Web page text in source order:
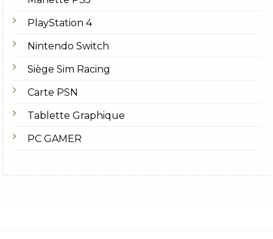
PlayStation 4
Nintendo Switch
Siège Sim Racing
Carte PSN
Tablette Graphique
PC GAMER